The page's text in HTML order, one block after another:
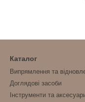
Каталог
Випрямлення та
Доглядові засоби
Інструменти та